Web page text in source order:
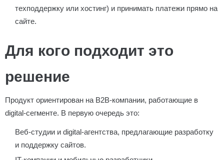
техподдержку или хостинг) и принимать платежи прямо на
сайте.
Для кого подходит это
решение
Продукт ориентирован на B2B-компании, работающие в
digital-сегменте. В первую очередь это:
Веб-студии и digital-агентства, предлагающие разработку
и поддержку сайтов.